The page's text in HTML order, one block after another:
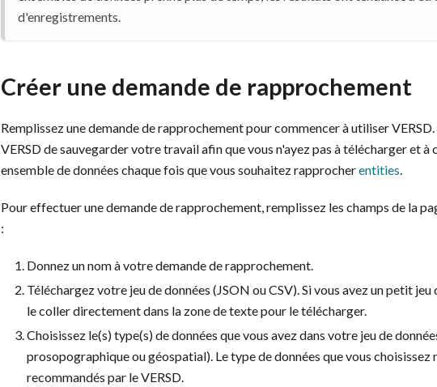
d'enregistrements.
Créer une demande de rapprochement
Remplissez une demande de rapprochement pour commencer à utiliser
VERSD de sauvegarder votre travail afin que vous n'ayez pas à télécharger et
ensemble de données chaque fois que vous souhaitez rapprocherentities.
Pour effectuer une demande de rapprochement, remplissez les champs de la
:
Donnez un nom à votre demande de rapprochement.
Téléchargez votre jeu de données (JSON ou CSV). Si vous avez un petit
le coller directement dans la zone de texte pour le télécharger.
Choisissez le(s) type(s) de données que vous avez dans votre jeu de
prosopographique ou géospatial). Le type de données que vous choisissez
recommandés par le VERSD.